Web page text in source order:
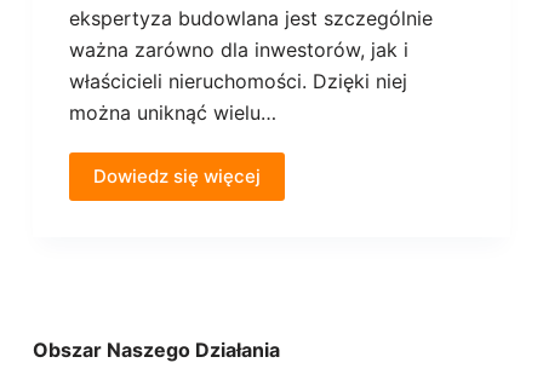
ekspertyza budowlana jest szczególnie
ważna zarówno dla inwestorów, jak i
właścicieli nieruchomości. Dzięki niej
można uniknąć wielu…
Dowiedz się więcej
Obszar Naszego Działania